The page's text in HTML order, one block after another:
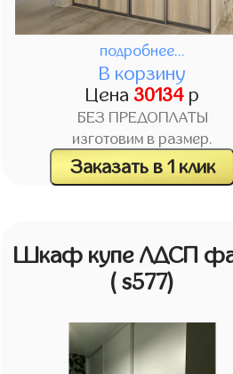
подробнее...
В корзину
Цена 30134 р
БЕЗ ПРЕДОПЛАТЫ
изготовим в размер.
Заказать в 1 клик
Шкаф купе ЛДСП
( s577)